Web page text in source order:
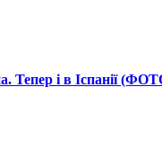
Тепер і в Іспанії